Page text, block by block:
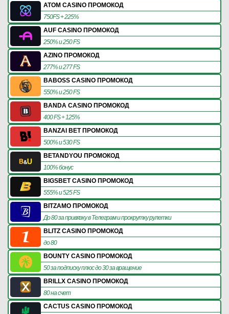
ATOM CASINO ПРОМОКОД
750FS + 225%
AUF CASINO ПРОМОКОД
250% и 250 FS
AZINO ПРОМОКОД
277% и 277 FS
BABOSS CASINO ПРОМОКОД
550% и 250 FS
BANDA CASINO ПРОМОКОД
400 FS + 125%
BANZAI BET ПРОМОКОД
500% и 530 FS
BETANDYOU ПРОМОКОД
100% бонус
BIGSBET CASINO ПРОМОКОД
555% и 525 FS
BITZAMO ПРОМОКОД
До 80 за привязку в Телеграм и прокрутку рулетки
BLITZ CASINO ПРОМОКОД
до 80
BOUNTY CASINO ПРОМОКОД
50 за подписку плюс до 30 за вращение
BRILLX CASINO ПРОМОКОД
80 на счет
CACTUS CASINO ПРОМОКОД